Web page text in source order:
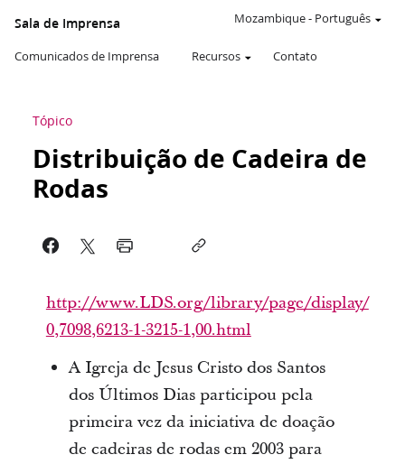
Sala de Imprensa
Comunicados de Imprensa Recursos Contato
Mozambique- Português
Tópico
Distribuição de Cadeira de
Rodas
http://www.LDS.org/library/page/display/
0,7098,6213-1-3215-1,00.html
A Igreja de Jesus Cristo dos Santos
dos Últimos Dias participou pela
primeira vez da iniciativa de doação
de cadeiras de rodas em 2003 para